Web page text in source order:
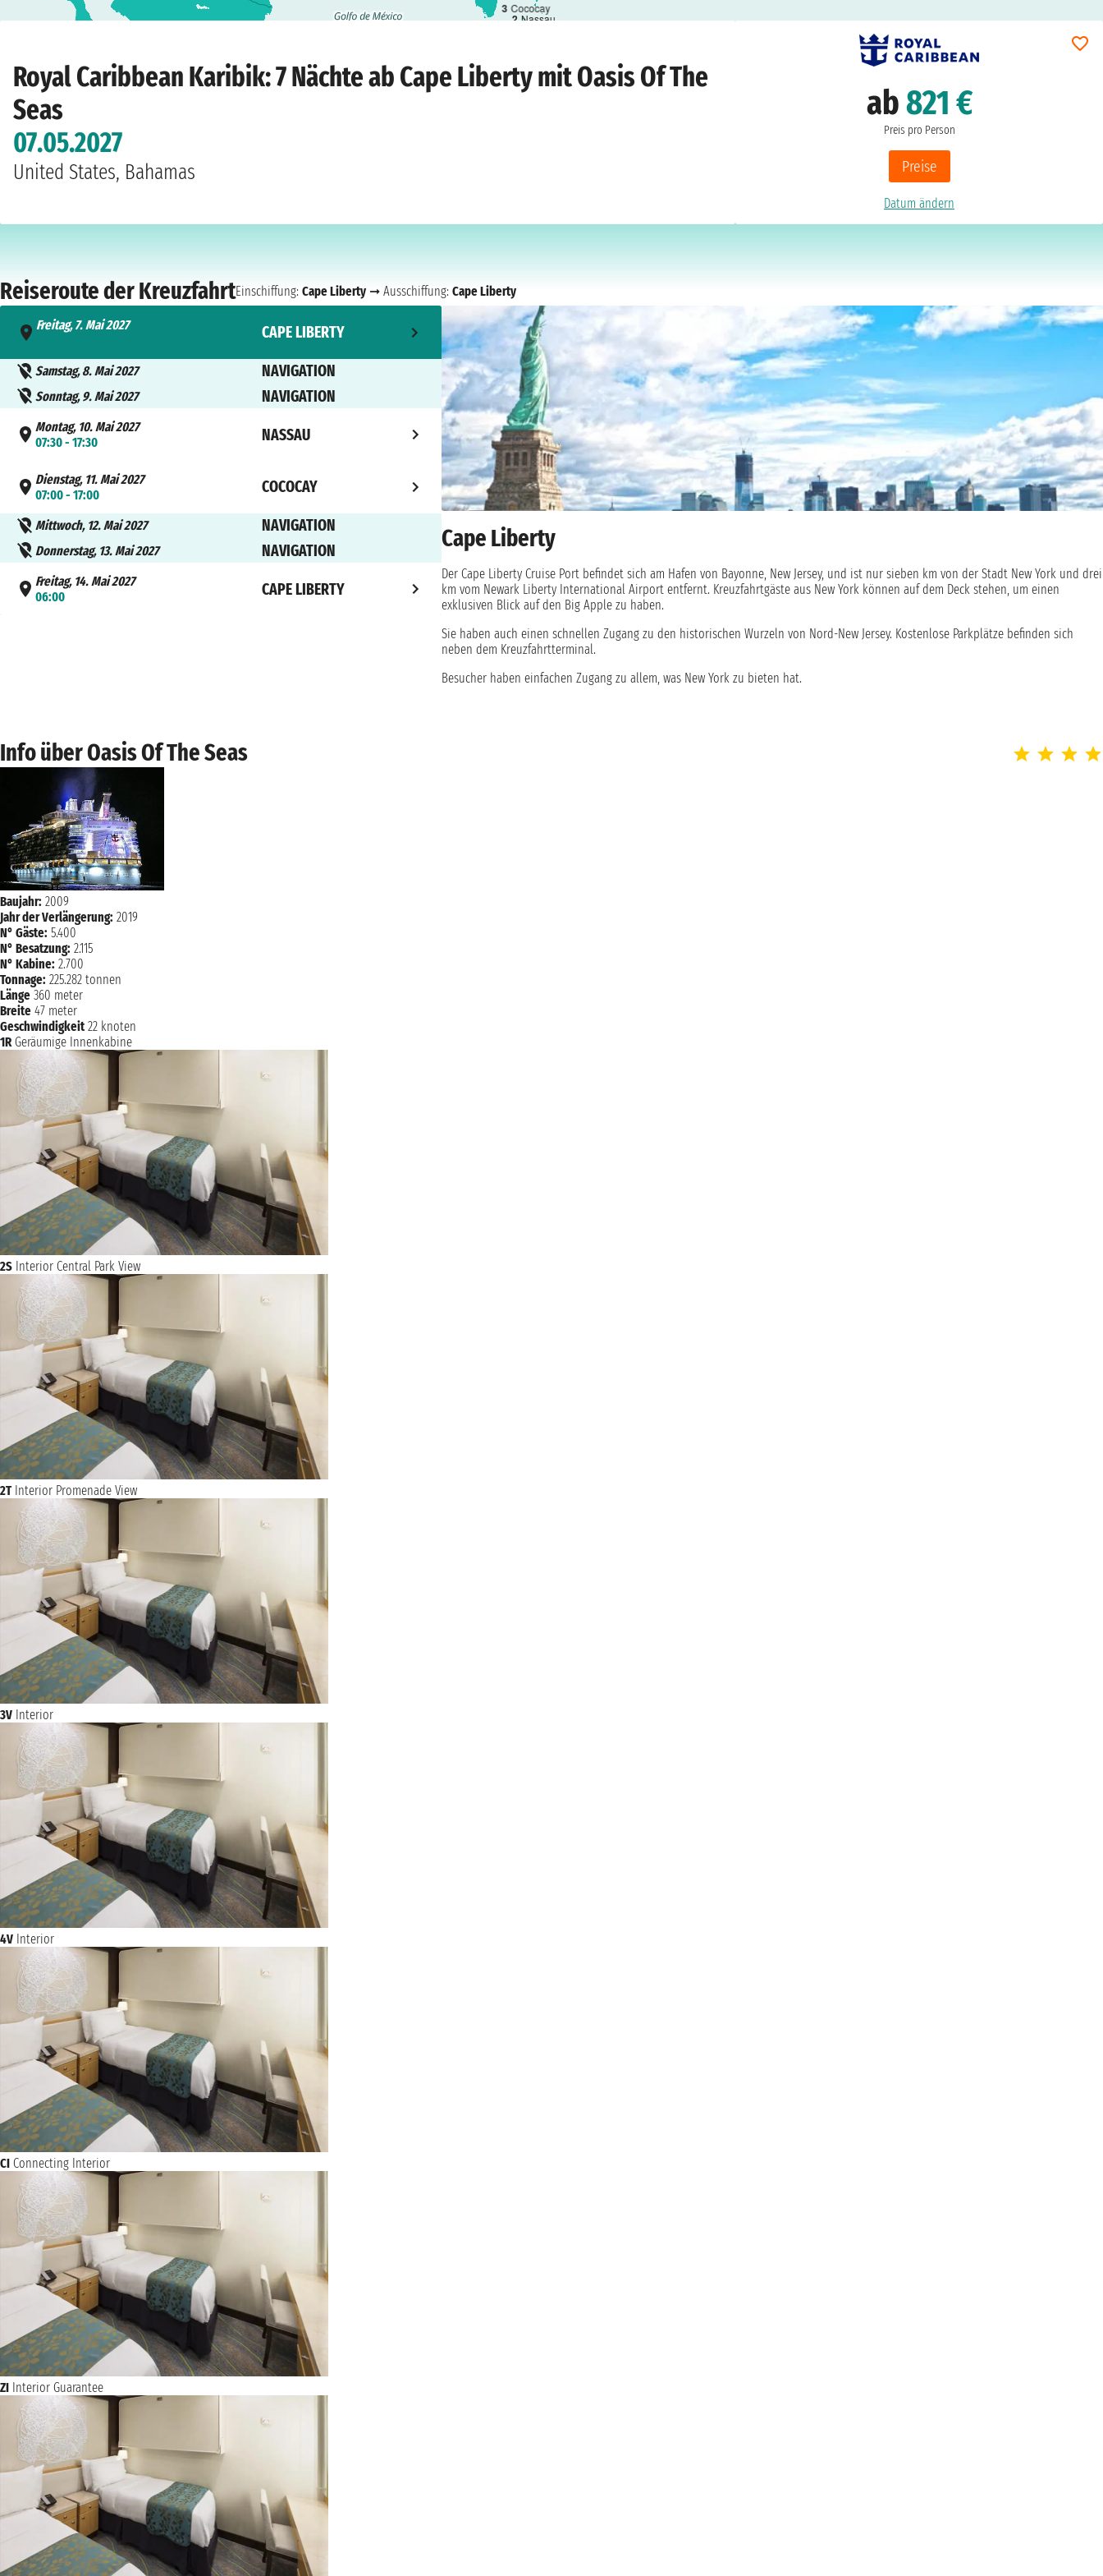
2 Nassau
3 Cococay
Royal Caribbean Karibik: 7 Nächte ab Cape Liberty mit Oasis Of The
Seas
07.05.2027
United States, Bahamas
ab821 €
Preis pro Person
Preise
Datum ändern
Reiseroute der KreuzfahrtEinschiffung: Cape Liberty ➞ Ausschiffung: Cape Liberty
Freitag, 7. Mai 2027
CAPE LIBERTY
Samstag, 8. Mai 2027 NAVIGATION
Sonntag, 9. Mai 2027 NAVIGATION
Montag, 10. Mai 2027
07:30 - 17:30
NASSAU
Dienstag, 11. Mai 2027
07:00 - 17:00
COCOCAY
Mittwoch, 12. Mai 2027 NAVIGATION
Donnerstag, 13. Mai 2027 NAVIGATION
Freitag, 14. Mai 2027
06:00
CAPE LIBERTY
Cape Liberty
Der Cape Liberty Cruise Port befindet sich am Hafen von Bayonne, New Jersey, und ist nur sieben km von der Stadt New York und drei
km vom Newark Liberty International Airport entfernt. Kreuzfahrtgäste aus New York können auf dem Deck stehen, um einen
exklusiven Blick auf den Big Apple zu haben.
Sie haben auch einen schnellen Zugang zu den historischen Wurzeln von Nord-New Jersey. Kostenlose Parkplätze befinden sich
neben dem Kreuzfahrtterminal.
Besucher haben einfachen Zugang zu allem, was New York zu bieten hat.
Info über Oasis Of The Seas
Baujahr: 2009
Jahr der Verlängerung: 2019
N° Gäste: 5.400
N° Besatzung: 2.115
N° Kabine: 2.700
Tonnage: 225.282 tonnen
Länge 360 meter
Breite 47 meter
Geschwindigkeit 22 knoten
1R Geräumige Innenkabine
2S Interior Central Park View
2T Interior Promenade View
3V Interior
4V Interior
CI Connecting Interior
ZI Interior Guarantee